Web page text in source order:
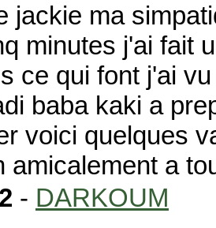
jackie ma
minutes j'ai fait
ce qui font j'ai
baba kaki a
voici quelques
amicalement a
- DARKOUM